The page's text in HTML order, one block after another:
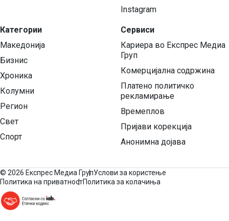
Категории
Македонија
Бизнис
Хроника
Колумни
Регион
Свет
Спорт
Instagram
Сервиси
Кариера во Експрес Медиа
Груп
Комерцијална содржина
Платено политичко
рекламирање
Времеплов
Пријави корекција
Анонимна дојава
© 2026 Експрес Медиа ГрупУслови за користење
Политика на приватностПолитика за колачиња